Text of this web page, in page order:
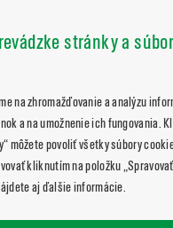
stránky a
na zhromažďovanie a analýzu
a na umožnenie ich fungovania.
môžete povoliť všetky súbory
kliknutím na položku
aj ďalšie informácie.